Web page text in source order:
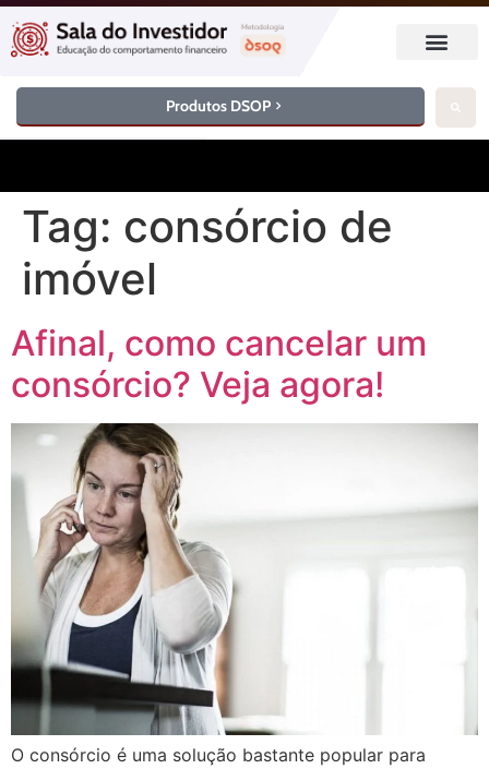
Produtos DSOP
Tag: consórcio de
imóvel
Afinal, como cancelar um
consórcio? Veja agora!
O consórcio é uma solução bastante popular para